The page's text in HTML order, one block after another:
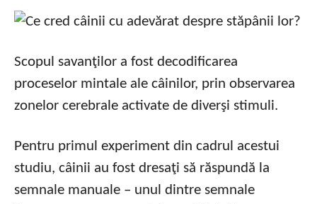
Scopul savanţilor a fost decodificarea
proceselor mintale ale câinilor, prin observarea
zonelor cerebrale activate de diverşi stimuli.
Pentru primul experiment din cadrul acestui
studiu, câinii au fost dresaţi să răspundă la
semnale manuale – unul dintre semnale